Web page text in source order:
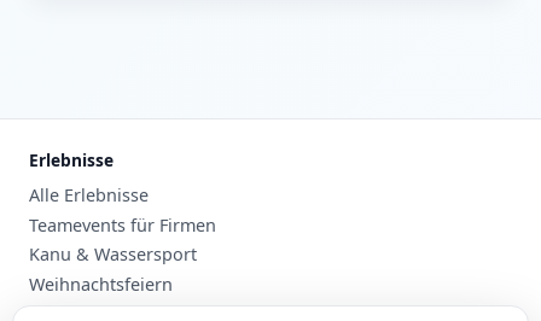
Erlebnisse
Alle Erlebnisse
Teamevents für Firmen
Kanu & Wassersport
Weihnachtsfeiern